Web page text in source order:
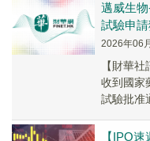
邁威生
試驗申
2026年06
【財華
收到國家
試驗批准
【IPO